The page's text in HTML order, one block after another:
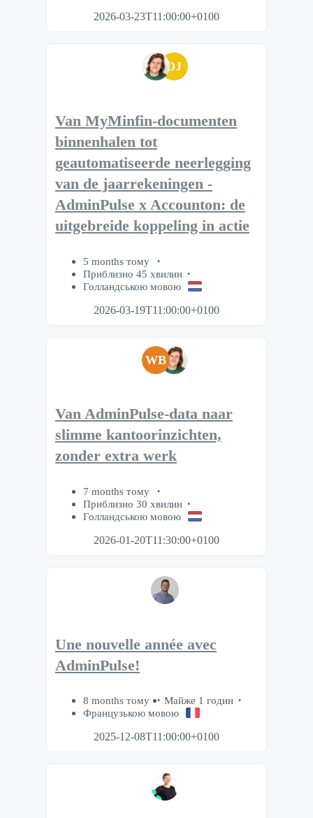
2026-03-23T11:00:00+0100
DJ
Van MyMinfin-documenten
binnenhalen tot
geautomatiseerde neerlegging
van de jaarrekeningen -
AdminPulse x Accounton: de
uitgebreide koppeling in actie
5 months тому
Приблизно 45 хвилин
Голландською мовою
2026-03-19T11:00:00+0100
WB
Van AdminPulse-data naar
slimme kantoorinzichten,
zonder extra werk
7 months тому
Приблизно 30 хвилин
Голландською мовою
2026-01-20T11:30:00+0100
Une nouvelle année avec
AdminPulse!
8 months тому
Майже 1 годин
Французькою мовою
2025-12-08T11:00:00+0100